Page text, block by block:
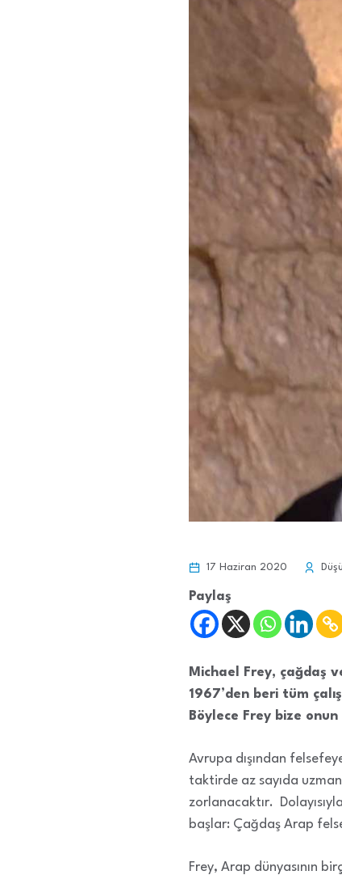
17 Haziran 2020
Paylaş
Michael Frey, çağdaş
1967’den beri tüm
Böylece Frey bize
Avrupa dışından
taktirde az sayıda
zorlanacaktır.
başlar: Çağdaş Arap
Frey, Arap dünyasının